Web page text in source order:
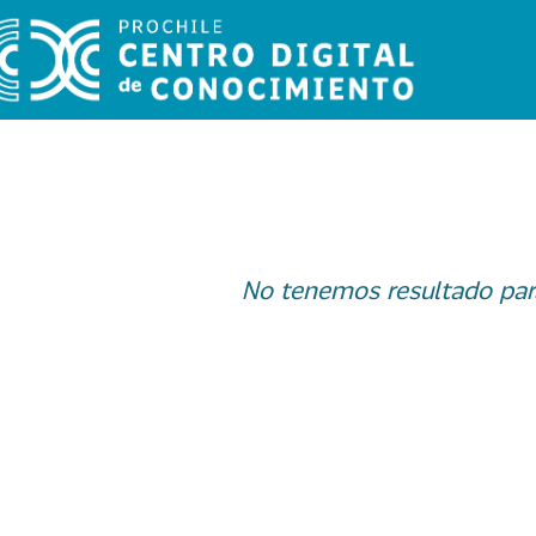
No tenemos resultado